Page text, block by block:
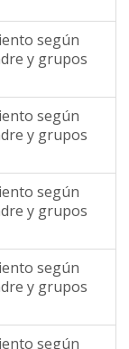
según
y grupos
según
y grupos
según
y grupos
según
y grupos
según